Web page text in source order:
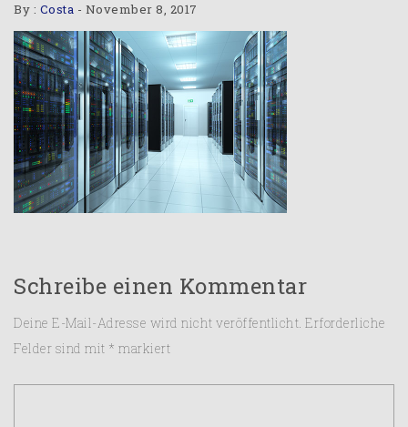
By : Costa - November 8, 2017
Schreibe einen Kommentar
Deine E-Mail-Adresse wird nicht veröffentlicht. Erforderliche
Felder sind mit * markiert